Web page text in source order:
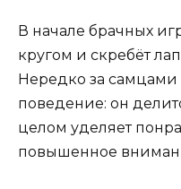
В начале брачных
кругом и скребёт
Нередко за самцами
поведение: он
целом уделяет
повышенное